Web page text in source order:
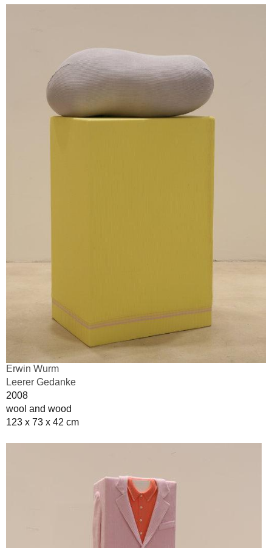
Erwin Wurm
Leerer Gedanke
2008
wool and wood
123 x 73 x 42 cm